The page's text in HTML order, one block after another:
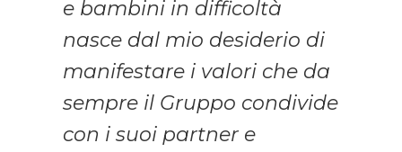
e bambini in difficoltà
nasce dal mio desiderio di
manifestare i valori che da
sempre il Gruppo condivide
con i suoi partner e